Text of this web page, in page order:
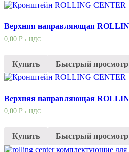
Верхняя направляющая
0,00 Р с НДС
Купить Быстрый просмотр
Верхняя направляющая
0,00 Р с НДС
Купить Быстрый просмотр